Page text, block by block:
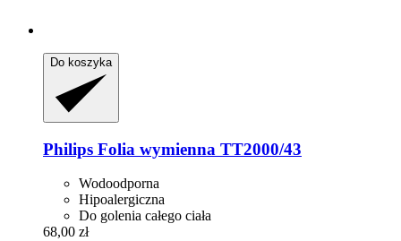
Do koszyka
Philips Folia wymienna TT2000/43
Wodoodporna
Hipoalergiczna
Do golenia całego ciała
68,00 zł